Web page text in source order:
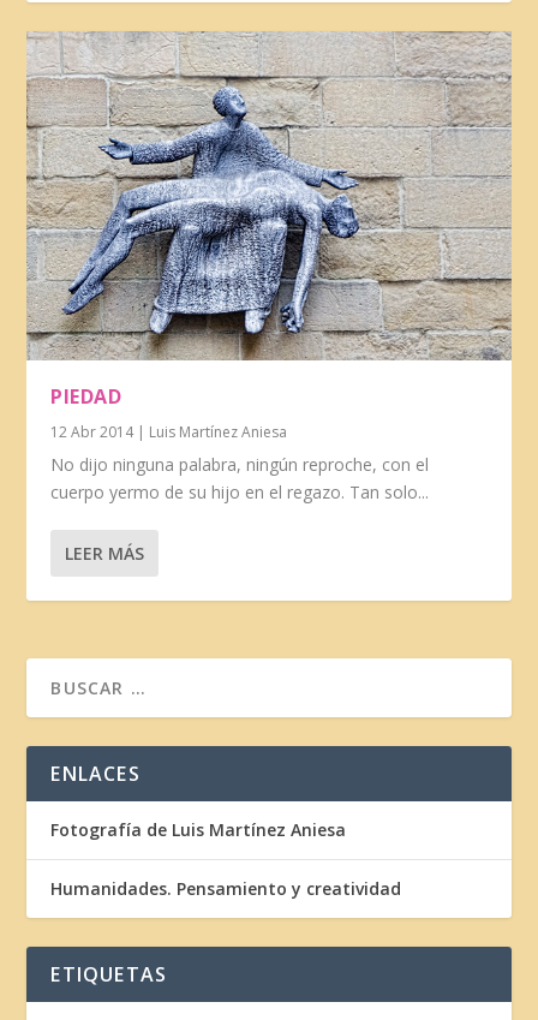
PIEDAD
12 Abr 2014| Luis Martínez Aniesa
No dijo ninguna palabra, ningún reproche, con el
cuerpo yermo de su hijo en el regazo. Tan solo...
LEER MÁS
ENLACES
Fotografía de Luis Martínez Aniesa
Humanidades. Pensamiento y creatividad
ETIQUETAS